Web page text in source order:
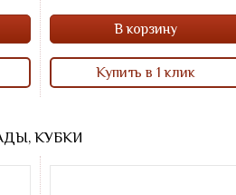
В корзину
Купить в 1 клик
КУБКИ